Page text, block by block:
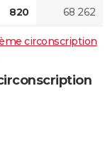
820 68 262
circonscription